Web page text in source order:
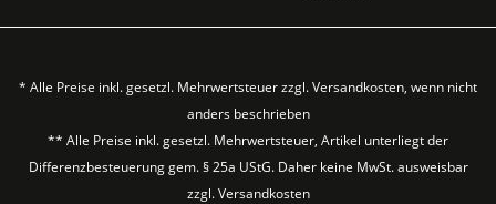
* Alle Preise inkl. gesetzl. Mehrwertsteuer zzgl.Versandkosten, wenn nicht
anders beschrieben
** Alle Preise inkl. gesetzl. Mehrwertsteuer, Artikel unterliegt der
Differenzbesteuerung gem. § 25a UStG. Daher keine MwSt. ausweisbar
zzgl.Versandkosten